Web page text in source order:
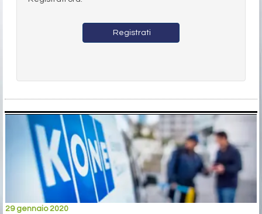
Registrati
29 gennaio 2020